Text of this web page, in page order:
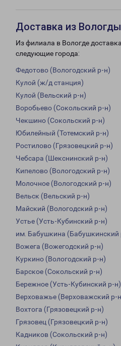
Доставка из
Из филиала в Вологде
следующие города:
Федотово (Вологодский р-н)
Кулой (ж/д станция)
Кулой (Вельский р-н)
Воробьево (Сокольский р-н)
Чекшино (Сокольский р-н)
Юбилейный (Тотемский р-н)
Ростилово (Грязовецкий р-н)
Чебсара (Шекснинский р-н)
Кипелово (Вологодский р-н)
Молочное (Вологодский р-н)
Вельск (Вельский р-н)
Майский (Вологодский р-н)
Устье (Усть-Кубинский р-н)
им. Бабушкина (Бабушкинский
Вожега (Вожегодский р-н)
Куркино (Вологодский р-н)
Барское (Сокольский р-н)
Бережное (Усть-Кубинский р-н)
Верховажье (Верховажский р-
Вохтога (Грязовецкий р-н)
Грязовец (Грязовецкий р-н)
Кадников (Сокольский р-н)